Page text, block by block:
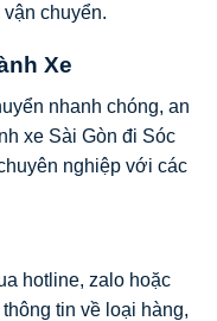
chuyển.
Xe
nhanh chóng, an
xe Sài Gòn đi Sóc
nghiệp với các
hotline, zalo hoặc
tin về loại hàng,